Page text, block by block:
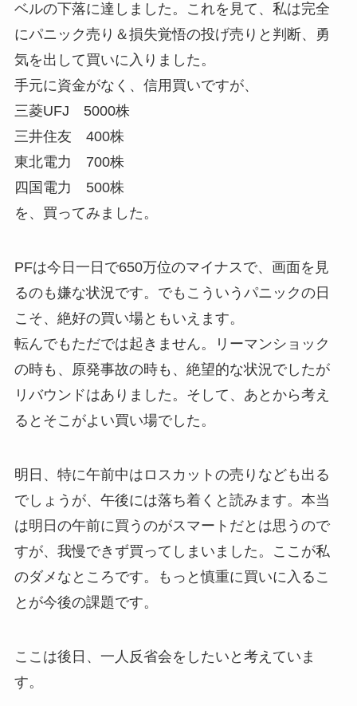
ベルの下落に達しました。これを見て、私は完全
にパニック売り＆損失覚悟の投げ売りと判断、勇
気を出して買いに入りました。
手元に資金がなく、信用買いですが、
三菱UFJ 5000株
三井住友 400株
東北電力 700株
四国電力 500株
を、買ってみました。
PFは今日一日で650万位のマイナスで、画面を見
るのも嫌な状況です。でもこういうパニックの日
こそ、絶好の買い場ともいえます。
転んでもただでは起きません。リーマンショック
の時も、原発事故の時も、絶望的な状況でしたが
リバウンドはありました。そして、あとから考え
るとそこがよい買い場でした。
明日、特に午前中はロスカットの売りなども出る
でしょうが、午後には落ち着くと読みます。本当
は明日の午前に買うのがスマートだとは思うので
すが、我慢できず買ってしまいました。ここが私
のダメなところです。もっと慎重に買いに入るこ
とが今後の課題です。
ここは後日、一人反省会をしたいと考えていま
す。